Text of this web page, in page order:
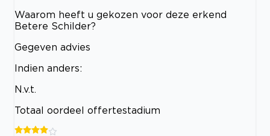
Waarom heeft u gekozen voor deze erkend
Betere Schilder?
Gegeven advies
Indien anders:
N.v.t.
Totaal oordeel offertestadium